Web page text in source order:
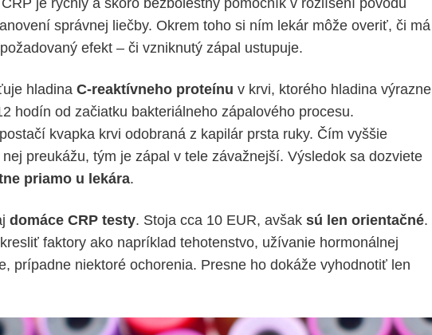
správnej liečby. Okrem toho si ním lekár môže overiť, či má
efekt – či vzniknutý zápal ustupuje.
hladina C-reaktívneho proteínu v krvi, ktorého hladina výrazne
hodín od začiatku bakteriálneho zápalového procesu.
kvapka krvi odobraná z kapilár prsta ruky. Čím vyššie
preukážu, tým je zápal v tele závažnejší. Výsledok sa dozviete
priamo u lekára.
domáce CRP testy. Stoja cca 10 EUR, avšak sú len orientačné.
faktory ako napríklad tehotenstvo, užívanie hormonálnej
prípadne niektoré ochorenia. Presne ho dokáže vyhodnotiť len